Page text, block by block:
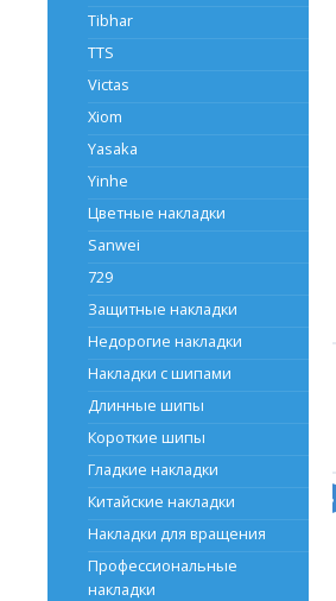
Tibhar
TTS
Victas
Xiom
Yasaka
Yinhe
Цветные накладки
Sanwei
729
Защитные накладки
Недорогие накладки
Накладки с шипами
Длинные шипы
Короткие шипы
Гладкие накладки
Китайские накладки
Накладки для вращения
Профессиональные
накладки
Накладка Dr. Neubauer K.O.EXTREME
голубая
4495 руб.
3596 руб. -20%